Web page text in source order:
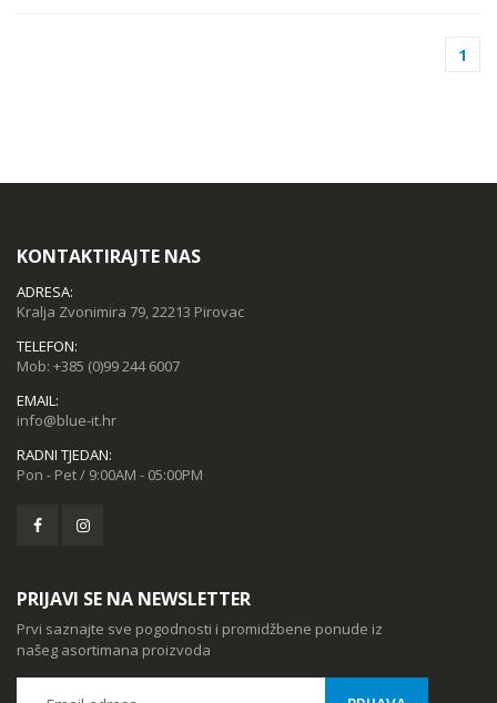
1
KONTAKTIRAJTE NAS
ADRESA:
Kralja Zvonimira 79, 22213 Pirovac
TELEFON:
Mob: +385 (0)99 244 6007
EMAIL:
info@blue-it.hr
RADNI TJEDAN:
Pon - Pet / 9:00AM - 05:00PM
PRIJAVI SE NA NEWSLETTER
Prvi saznajte sve pogodnosti i promidžbene ponude iz
našeg asortimana proizvoda